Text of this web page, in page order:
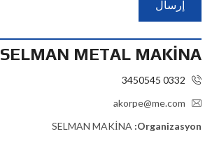
SELMAN METAL MAKİNA
0332 3450545
akorpe@me.com
Organizasyon:
SELMAN MAKİNA